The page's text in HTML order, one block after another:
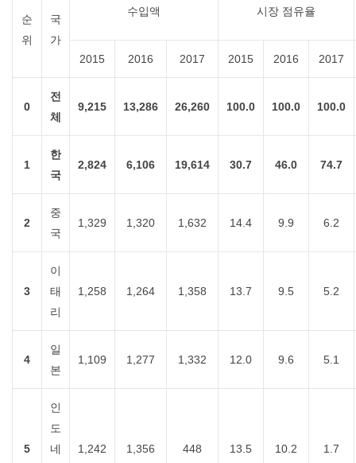
순
위
국
가
수입액 시장 점유율
2015 2016 2017 2015 2016 2017
0
전
체
9,215 13,286 26,260 100.0 100.0 100.0
1
한
국
2,824 6,106 19,614 30.7 46.0 74.7
2
중
국
1,329 1,320 1,632 14.4 9.9 6.2
3
이
태
리
1,258 1,264 1,358 13.7 9.5 5.2
4
일
본
1,109 1,277 1,332 12.0 9.6 5.1
5
인
도
네
1,242 1,356 448 13.5 10.2 1.7